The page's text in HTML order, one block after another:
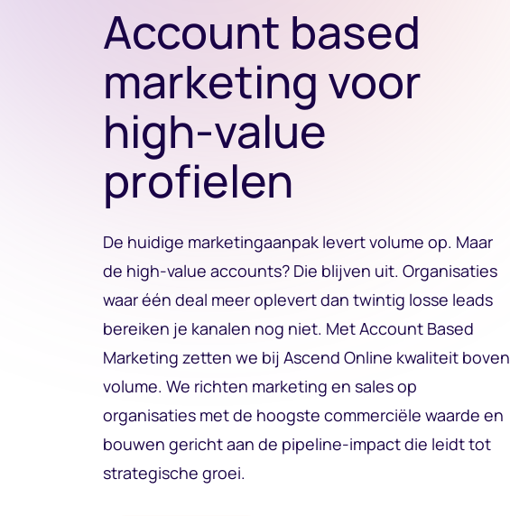
Account based
marketing voor
high-value
profielen
De huidige marketingaanpak levert volume op. Maar
de high-value accounts? Die blijven uit. Organisaties
waar één deal meer oplevert dan twintig losse leads
bereiken je kanalen nog niet. Met Account Based
Marketing zetten we bij Ascend Online kwaliteit boven
volume. We richten marketing en sales op
organisaties met de hoogste commerciële waarde en
bouwen gericht aan de pipeline-impact die leidt tot
strategische groei.